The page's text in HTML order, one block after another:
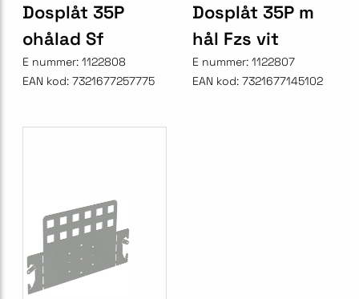
Dosplåt 35P
ohålad Sf
E nummer: 1122808
EAN kod: 7321677257775
Dosplåt 35P m
hål Fzs vit
E nummer: 1122807
EAN kod: 7321677145102